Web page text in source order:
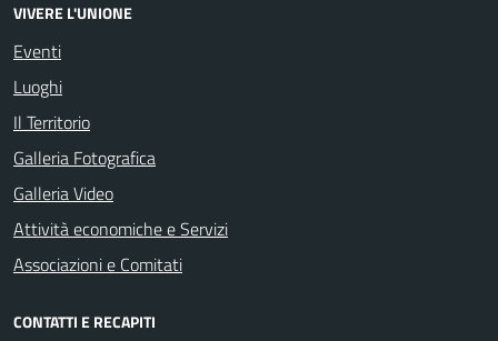
VIVERE L'UNIONE
Eventi
Luoghi
Il Territorio
Galleria Fotografica
Galleria Video
Attività economiche e Servizi
Associazioni e Comitati
CONTATTI E RECAPITI